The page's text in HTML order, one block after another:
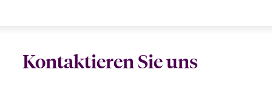
Kontaktieren Sie uns